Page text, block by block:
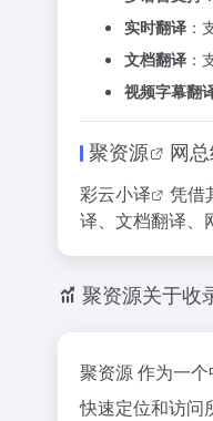
实时翻译 ：
文档翻译 ：
视频字幕翻
聚资源 网
彩云小译
凭借
译、文档翻译、
聚资源关于收
聚资源 作为一
快速定位和访问